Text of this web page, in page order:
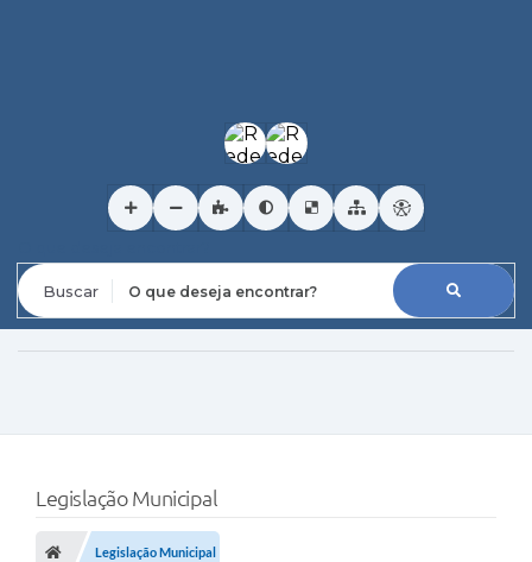
Legislação Municipal
Legislação Municipal